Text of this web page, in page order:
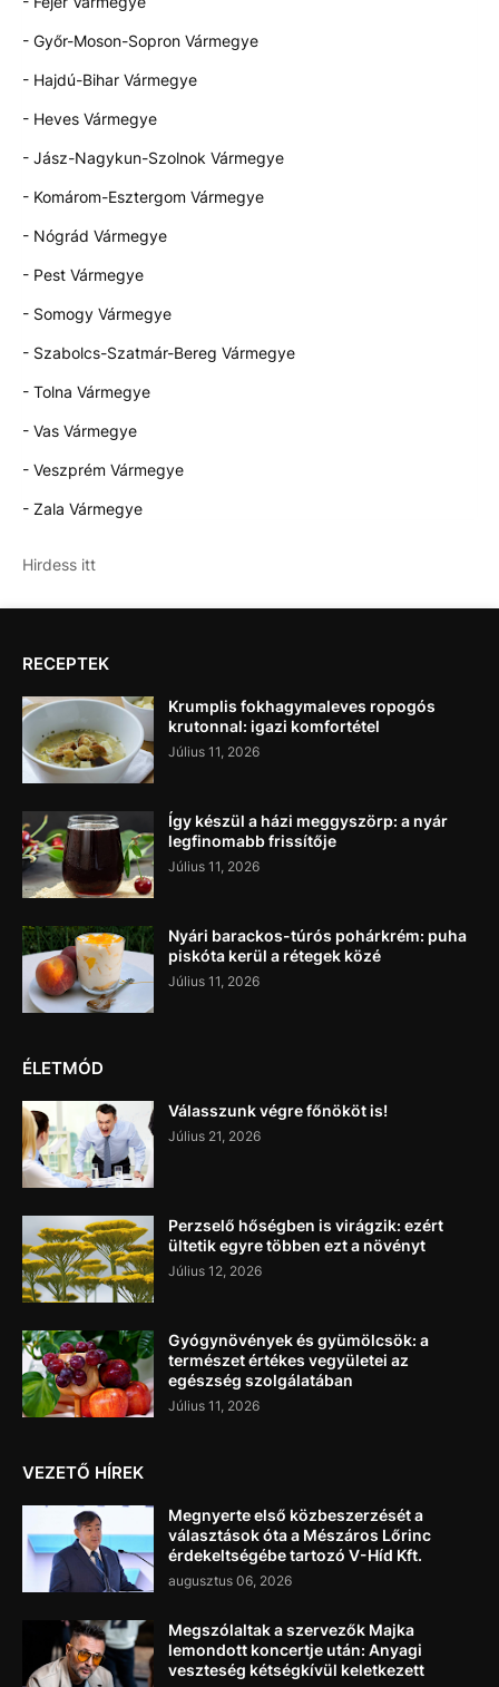
- Győr-Moson-Sopron Vármegye
- Hajdú-Bihar Vármegye
- Heves Vármegye
- Jász-Nagykun-Szolnok Vármegye
- Komárom-Esztergom Vármegye
- Nógrád Vármegye
- Pest Vármegye
- Somogy Vármegye
- Szabolcs-Szatmár-Bereg Vármegye
- Tolna Vármegye
- Vas Vármegye
- Veszprém Vármegye
- Zala Vármegye
Hirdess itt
RECEPTEK
Krumplis fokhagymaleves ropogós
krutonnal: igazi komfortétel
Július 11, 2026
Így készül a házi meggyszörp: a nyár
legfinomabb frissítője
Július 11, 2026
Nyári barackos-túrós pohárkrém: puha
piskóta kerül a rétegek közé
Július 11, 2026
ÉLETMÓD
Válasszunk végre főnököt is!
Július 21, 2026
Perzselő hőségben is virágzik: ezért
ültetik egyre többen ezt a növényt
Július 12, 2026
Gyógynövények és gyümölcsök: a
természet értékes vegyületei az
egészség szolgálatában
Július 11, 2026
VEZETŐ HÍREK
Megnyerte első közbeszerzését a
választások óta a Mészáros Lőrinc
érdekeltségébe tartozó V-Híd Kft.
augusztus 06, 2026
Megszólaltak a szervezők Majka
lemondott koncertje után: Anyagi
veszteség kétségkívül keletkezett